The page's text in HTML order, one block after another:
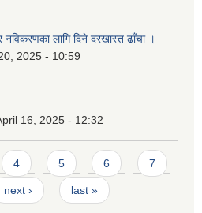
नविकरणका लागि दिने दरखास्त ढाँचा ।
2025 - 10:59
16, 2025 - 12:32
4 5 6 7
next › last »